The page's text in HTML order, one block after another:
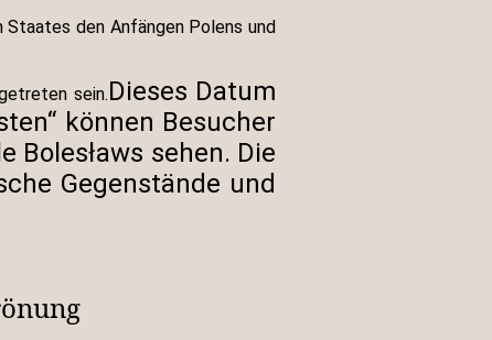
den Anfängen Polens und
sein.Dieses Datum
können Besucher
sehen. Die
Gegenstände und